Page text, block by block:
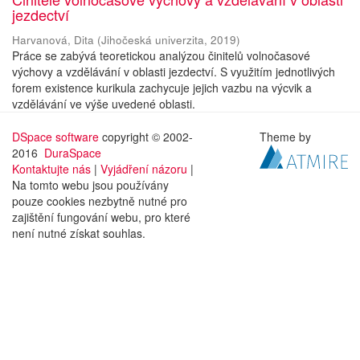
jezdectví
Harvanová, Dita (Jihočeská univerzita, 2019)
Práce se zabývá teoretickou analýzou činitelů volnočasové
výchovy a vzdělávání v oblasti jezdectví. S využitím jednotlivých
forem existence kurikula zachycuje jejich vazbu na výcvik a
vzdělávání ve výše uvedené oblasti.
DSpace software copyright © 2002-
2016 DuraSpace
Kontaktujte nás | Vyjádření názoru |
Na tomto webu jsou používány
pouze cookies nezbytně nutné pro
zajištění fungování webu, pro které
není nutné získat souhlas.
Theme by